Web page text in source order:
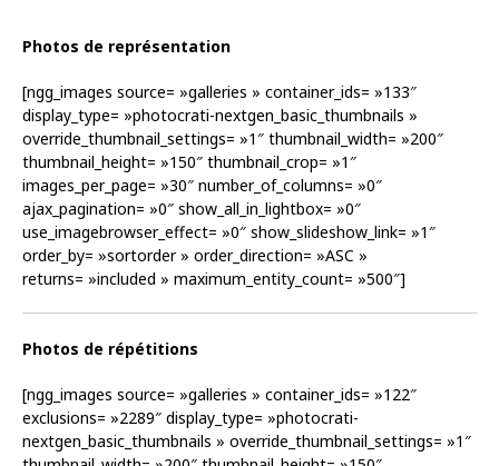
Photos de représentation
[ngg_images source= »galleries » container_ids= »133″
display_type= »photocrati-nextgen_basic_thumbnails »
override_thumbnail_settings= »1″ thumbnail_width= »200″
thumbnail_height= »150″ thumbnail_crop= »1″
images_per_page= »30″ number_of_columns= »0″
ajax_pagination= »0″ show_all_in_lightbox= »0″
use_imagebrowser_effect= »0″ show_slideshow_link= »1″
order_by= »sortorder » order_direction= »ASC »
returns= »included » maximum_entity_count= »500″]
Photos de répétitions
[ngg_images source= »galleries » container_ids= »122″
exclusions= »2289″ display_type= »photocrati-
nextgen_basic_thumbnails » override_thumbnail_settings= »1″